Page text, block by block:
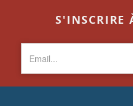
S'INSCRIRE